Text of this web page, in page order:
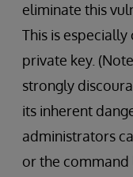
eliminate this
This is
private key.
strongly
its inherent
administrators
or the command